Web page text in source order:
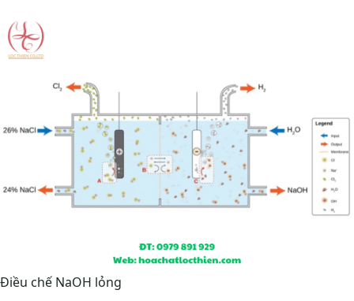
Điều chế NaOH lỏng